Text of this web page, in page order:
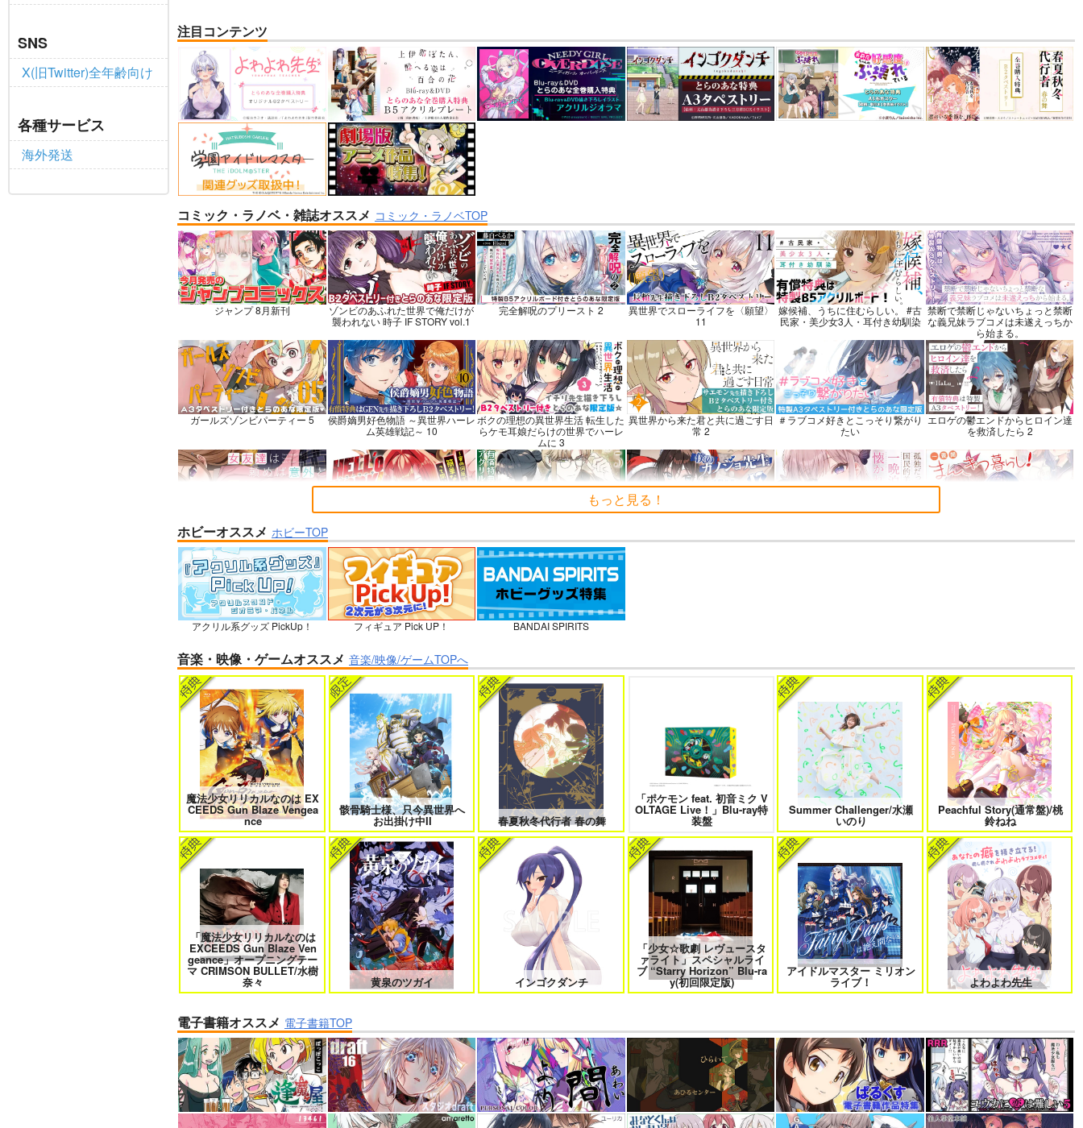
SNS
X(旧Twitter)全年齢向け
各種サービス
海外発送
BLUE nankaAkanjinoOMN
IBUS
ハイパーソニックソウル
3,025円（税込）
Fate/Grand Order
サンプル カート
社畜巡礼記３ 南米スペシ
ャル
赤茄子労働組合
専売 1,375円（税込）
Dr.STONE
あさぎりゲン
サンプル カート
Lynx Lenx
サンプル カート
黒白のアヴェスター 3
サンプル カート
注目コンテンツ
コミック・ラノベ・雑誌オススメ コミック・ラノベTOP
ジャンプ 8月新刊
ゾンビのあふれた世界で俺だけが
襲われない 時子 IF STORY vol.1
完全解呪のプリースト 2
異世界でスローライフを〈願望〉
11
嫁候補、うちに住むらしい。 #古
民家・美少女3人・耳付き幼馴染
禁断で禁断じゃないちょっと禁断
な義兄妹ラブコメは未遂えっちか
ら始まる。
ガールズゾンビパーティー 5
侯爵嫡男好色物語 ～異世界ハーレ
ム英雄戦記～ 10
ボクの理想の異世界生活 転生した
らケモ耳娘だらけの世界でハーレ
ムに 3
異世界から来た君と共に過ごす日
常 2
＃ラブコメ好きとこっそり繋がり
たい
エロゲの鬱エンドからヒロイン達
を救済したら 2
女友達は頼めば意外とヤらせてく
れる 8
石を崩すだけの簡単なお仕事って
聞いたのに～
5
晩泊めたら懐かれた
もっと見る！
ホビーオススメ ホビーTOP
アクリル系グッズ PickUp！ フィギュア Pick UP！ BANDAI SPIRITS
音楽・映像・ゲームオススメ 音楽/映像/ゲームTOPへ
魔法少女リリカルなのは EX
CEEDS Gun Blaze Vengea
nce
骸骨騎士様、只今異世界へ
お出掛け中II 春夏秋冬代行者 春の舞
「ポケモン feat. 初音ミク V
OLTAGE Live！」Blu-ray特
装盤
Summer Challenger/水瀬
いのり
Peachful Story(通常盤)/桃
鈴ねね
「魔法少女リリカルなのは
EXCEEDS Gun Blaze Ven
geance」オープニングテー
マ CRIMSON BULLET/水樹
奈々 黄泉のツガイ インゴクダンチ
「少女☆歌劇 レヴュースタ
ァライト」スペシャルライ
ブ “Starry Horizon” Blu-ra
y(初回限定版)
アイドルマスター ミリオン
ライブ！ よわよわ先生
電子書籍オススメ 電子書籍TOP